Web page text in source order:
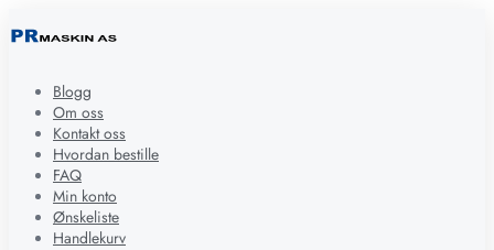
Blogg
Om oss
Kontakt oss
Hvordan bestille
FAQ
Min konto
Ønskeliste
Handlekurv